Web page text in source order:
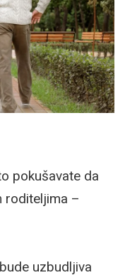
pokušavate da
roditeljima –
uzbudljiva